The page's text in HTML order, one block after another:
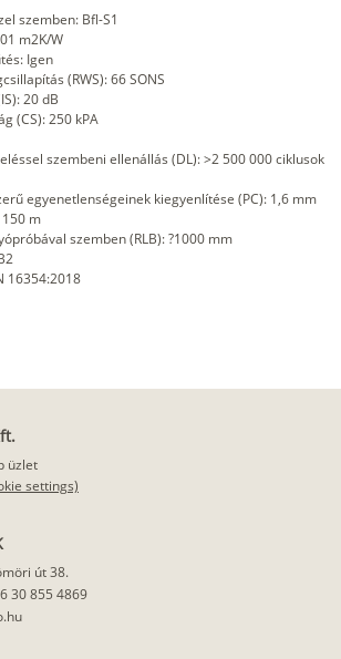
szemben: Bfl-S1
m2K/W
Igen
(RWS): 66 SONS
20 dB
(CS): 250 kPA
szembeni ellenállás (DL): >2 500 000 ciklusok
egyenetlenségeinek kiegyenlítése (PC): 1,6 mm
m
szemben (RLB): ?1000 mm
16354:2018
üzlet
settings)
út 38.
30 855 4869